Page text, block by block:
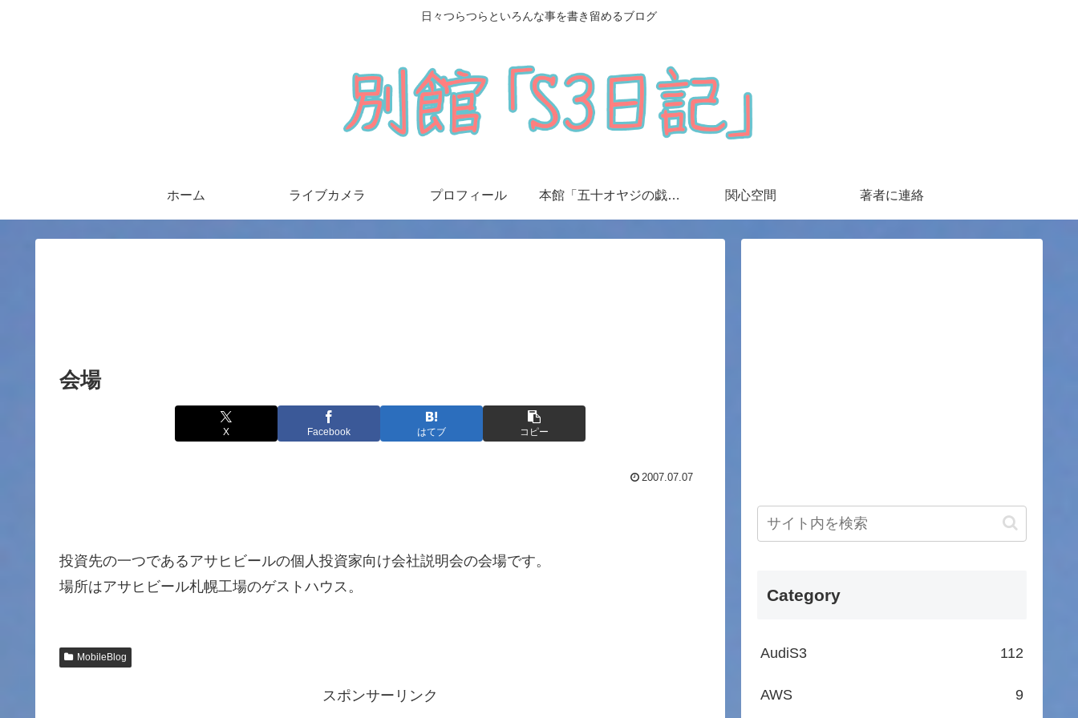
日々つらつらといろんな事を書き留めるブログ
ホーム ライブカメラ プロフィール 本館「五十オヤジの戯言日記」 関心空間 著者に連絡
会場
X Facebook はてブ コピー
2007.07.07
投資先の一つであるアサヒビールの個人投資家向け会社説明会の会場です。
場所はアサヒビール札幌工場のゲストハウス。
MobileBlog
スポンサーリンク
Category
AudiS3 112
AWS 9